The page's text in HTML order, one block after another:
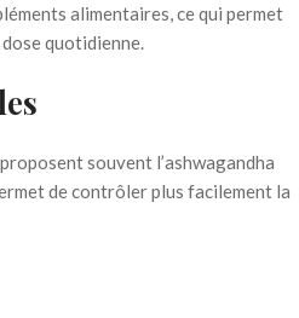
alimentaires, ce qui permet
quotidienne.
souvent l’ashwagandha
de contrôler plus facilement la